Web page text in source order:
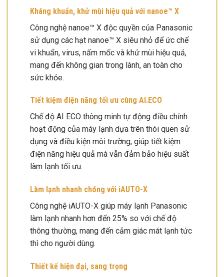
Kháng khuẩn, khử mùi hiệu quả với nanoe™ X
Công nghệ nanoe™ X độc quyền của Panasonic
sử dụng các hạt nanoe™ X siêu nhỏ để ức chế
vi khuẩn, virus, nấm mốc và khử mùi hiệu quả,
mang đến không gian trong lành, an toàn cho
sức khỏe.
Tiết kiệm điện năng tối ưu cùng AI.ECO
Chế độ AI ECO thông minh tự động điều chỉnh
hoạt động của máy lạnh dựa trên thói quen sử
dụng và điều kiện môi trường, giúp tiết kiệm
điện năng hiệu quả mà vẫn đảm bảo hiệu suất
làm lạnh tối ưu.
Làm lạnh nhanh chóng với iAUTO-X
Công nghệ iAUTO-X giúp máy lạnh Panasonic
làm lạnh nhanh hơn đến 25% so với chế độ
thông thường, mang đến cảm giác mát lạnh tức
thì cho người dùng.
Thiết kế hiện đại, sang trọng